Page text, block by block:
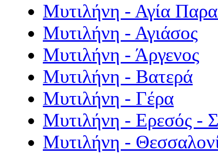
Μυτιλήνη - Αγία
Μυτιλήνη - Αγιάσος
Μυτιλήνη - Άργενος
Μυτιλήνη - Βατερά
Μυτιλήνη - Γέρα
Μυτιλήνη - Ερεσός -
Μυτιλήνη -